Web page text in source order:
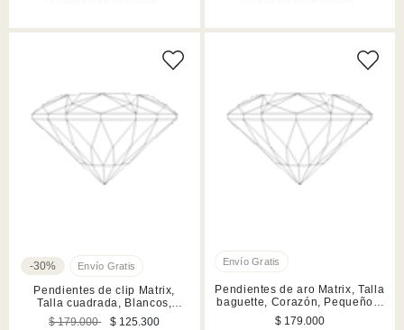
-30%
Pendientes de clip Matrix,
Talla cuadrada, Blancos,
Acabado en rodio
$ 179.000
$ 125.300
Pendientes de aro Matrix, Talla
baguette, Corazón, Pequeños,
Blancos, Acabado en rodio
$ 179.000